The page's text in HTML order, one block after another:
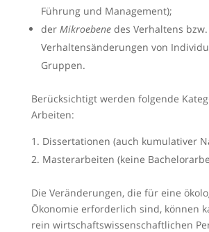
Führung und Management);
der Mikroebenedes Verhaltens
Verhaltensänderungen von
Gruppen.
Berücksichtigt werden folgende
Arbeiten:
Dissertationen (auch kumulativer
Masterarbeiten (keine
Die Veränderungen, die für eine
Ökonomie erforderlich sind, können
rein wirtschaftswissenschaftlichen